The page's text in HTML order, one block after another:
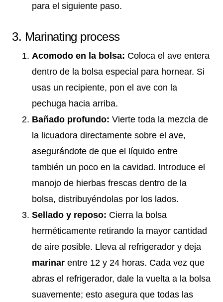
para el siguiente paso.
3. Marinating process
Acomodo en la bolsa: Coloca el ave entera
dentro de la bolsa especial para hornear. Si
usas un recipiente, pon el ave con la
pechuga hacia arriba.
Bañado profundo: Vierte toda la mezcla de
la licuadora directamente sobre el ave,
asegurándote de que el líquido entre
también un poco en la cavidad. Introduce el
manojo de hierbas frescas dentro de la
bolsa, distribuyéndolas por los lados.
Sellado y reposo: Cierra la bolsa
herméticamente retirando la mayor cantidad
de aire posible. Lleva al refrigerador y deja
marinar entre 12 y 24 horas. Cada vez que
abras el refrigerador, dale la vuelta a la bolsa
suavemente; esto asegura que todas las